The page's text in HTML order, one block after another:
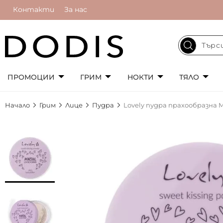
Контакти За нас
ПРОМОЦИИ ГРИМ НОКТИ ТЯЛО
Начало Грим Лице Пудра Lovely пудра прахообразна
към
края
на
галерията
изображенията